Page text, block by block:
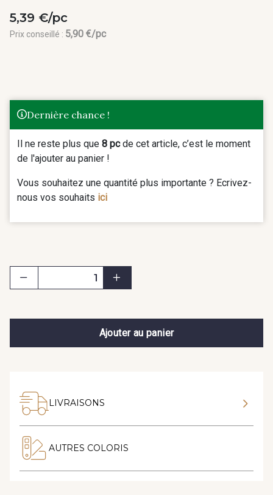
5,39 €/pc
Prix conseillé : 5,90 €/pc
Dernière chance !
Il ne reste plus que 8 pcde cet article, c’est le moment
de l'ajouter au panier !
Vous souhaitez une quantité plus importante ? Ecrivez-
nous vos souhaits ici
Ajouter au panier
LIVRAISONS
AUTRES COLORIS